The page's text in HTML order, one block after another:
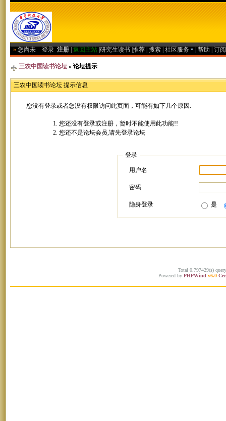
» 您尚未 登录 注册 返回主站 研究生读书 推荐 搜索 社区服务 帮助 订
三农中国读书论坛 » 论坛提示
三农中国读书论坛 提示信息
您没有登录或者您没有权限访问此页面，可能有如下几个原因:
您还没有登录或注册，暂时不能使用此功能!!
您还不是论坛会员,请先登录论坛
登录
用户名
密码
隐身登录 是
Total 0.797429(s)
Powered by PHPWind v6.0